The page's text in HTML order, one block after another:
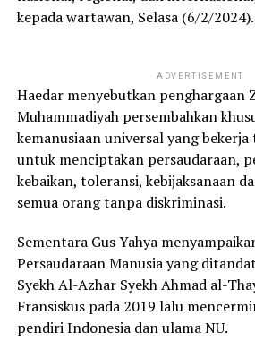
kepada wartawan, Selasa (6/2/2024).
ADVERTISEMENT
Haedar menyebutkan penghargaan
Muhammadiyah persembahkan
kemanusiaan universal yang
untuk menciptakan persaudaraan,
kebaikan, toleransi, kebijaksanaan
semua orang tanpa diskriminasi.
Sementara Gus Yahya
Persaudaraan Manusia yang
Syekh Al-Azhar Syekh Ahmad al-
Fransiskus pada 2019 lalu
pendiri Indonesia dan ulama NU.